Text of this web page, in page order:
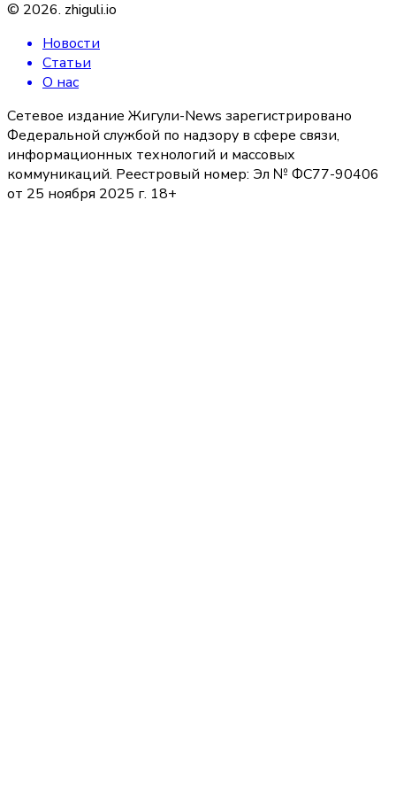
© 2026. zhiguli.io
Новости
Статьи
О нас
Сетевое издание Жигули-News зарегистрировано
Федеральной службой по надзору в сфере связи,
информационных технологий и массовых
коммуникаций. Реестровый номер: Эл № ФС77-90406
от 25 ноября 2025 г. 18+